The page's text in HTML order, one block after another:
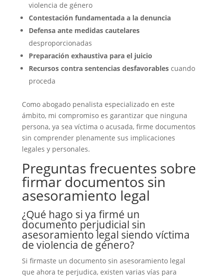
violencia de género
Contestación fundamentada a la denuncia
Defensa ante medidas cautelares
desproporcionadas
Preparación exhaustiva para el juicio
Recursos contra sentencias desfavorablescuando
proceda
Como abogado penalista especializado en este
ámbito, mi compromiso es garantizar que ninguna
persona, ya sea víctima o acusada, firme documentos
sin comprender plenamente sus implicaciones
legales y personales.
Preguntas frecuentes sobre
firmar documentos sin
asesoramiento legal
¿Qué hago si ya firmé un
documento perjudicial sin
asesoramiento legal siendo víctima
de violencia de género?
Si firmaste un documento sin asesoramiento legal
que ahora te perjudica, existen varias vías para